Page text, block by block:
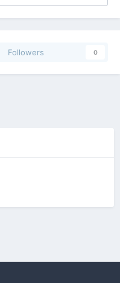
Followers 0